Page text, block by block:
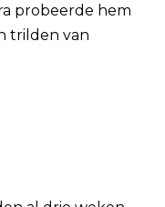
probeerde hem
trilden van